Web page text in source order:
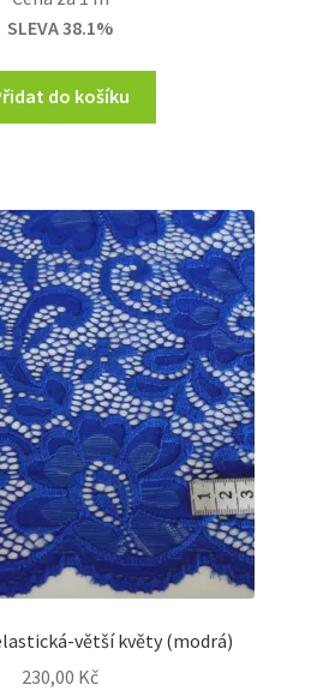
420,00 Kč.
SLEVA 38.1%
do košíku
větší květy (modrá)
230,00 Kč